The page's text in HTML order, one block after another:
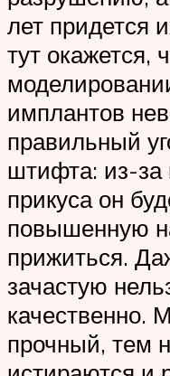
лет придется
тут окажется,
имплантов
правильный
штифта: из-за
прикуса он
повышенную
прижиться.
зачастую
качественно.
прочный, тем